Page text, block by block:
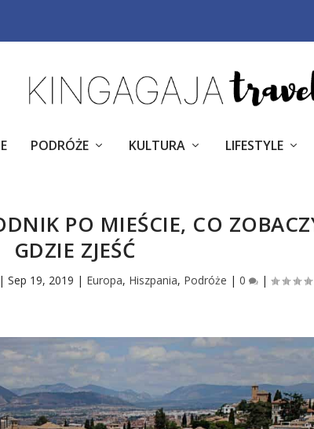
PODRÓŻE KULTURA LIFESTYLE
PO MIEŚCIE, CO
GDZIE ZJEŚĆ
|Sep 19, 2019 | Europa, Hiszpania, Podróże |0 |